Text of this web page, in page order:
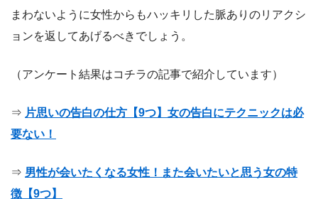
まわないように女性からもハッキリした脈ありのリアクシ
ョンを返してあげるべきでしょう。
（アンケート結果はコチラの記事で紹介しています）
⇒ 片思いの告白の仕方【9つ】女の告白にテクニックは必
要ない！
⇒ 男性が会いたくなる女性！また会いたいと思う女の特
徴【9つ】